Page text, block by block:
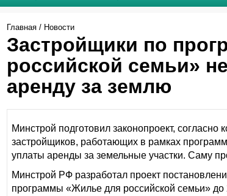
Главная / Новости
Застройщики по
российской семьи»
аренду за землю
Минстрой подготовил законопроект, согласно
застройщиков, работающих в рамках
уплаты аренды за земельные участки. Саму
Минстрой РФ разработал проект
программы «Жилье для российской семьи»